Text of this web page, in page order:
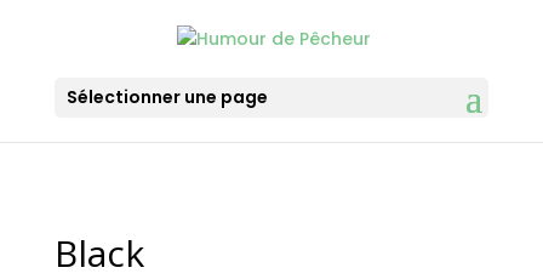
Sélectionner une page
Black